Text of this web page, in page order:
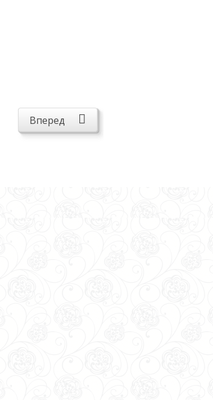
Вперед